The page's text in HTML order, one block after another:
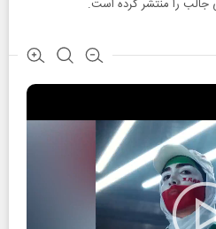
جالب را منتشر کرده است.